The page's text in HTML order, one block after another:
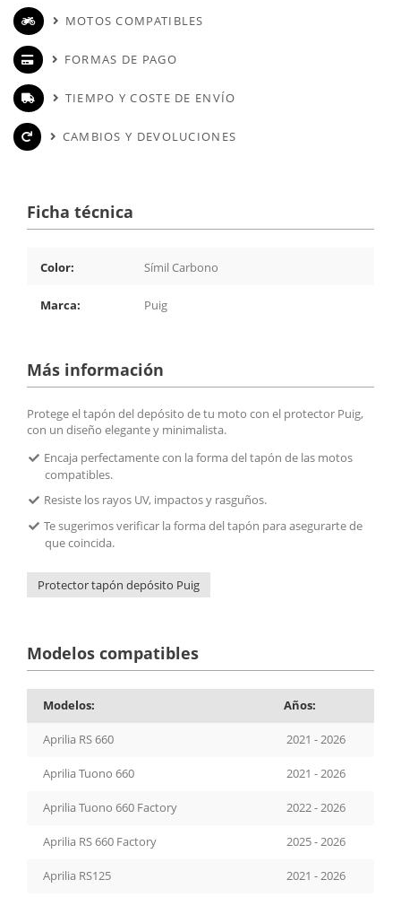
MOTOS COMPATIBLES
FORMAS DE PAGO
TIEMPO Y COSTE DE ENVÍO
CAMBIOS Y DEVOLUCIONES
Ficha técnica
Color: Símil Carbono
Marca: Puig
Más información
Protege el tapón del depósito de tu moto con el protector Puig,
con un diseño elegante y minimalista.
Encaja perfectamente con la forma del tapón de las motos
compatibles.
Resiste los rayos UV, impactos y rasguños.
Te sugerimos verificar la forma del tapón para asegurarte de
que coincida.
Protector tapón depósito Puig
Modelos compatibles
Modelos: Años:
Aprilia RS 660 2021 - 2026
Aprilia Tuono 660 2021 - 2026
Aprilia Tuono 660 Factory 2022 - 2026
Aprilia RS 660 Factory 2025 - 2026
Aprilia RS125 2021 - 2026